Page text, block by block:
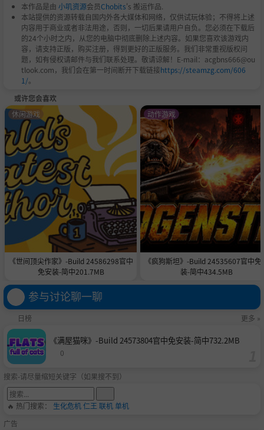
本作品是由 小叽资源会员Chobits's 搬运作品.
本站提供的资源转载自国内外各大媒体和网络，仅供试玩体验；不得将上述
内容用于商业或者非法用途，否则，一切后果请用户自负。您必须在下载后
的24个小时之内，从您的电脑中彻底删除上述内容。如果您喜欢该游戏内
容，请支持正版，购买注册，得到更好的正版服务。我们非常重视版权问
题，如有侵权请邮件与我们联系处理。敬请谅解！E-mail：acgbns666@ou
tlook.com，我们会在第一时间断开下载链接https://steamzg.com/606
1/。
或许您会喜欢
《世间顶尖作家》-Build 24586298官中
免安装-简中201.7MB
休闲游戏
《疯狗斯坦》-Build 24535607官中免
装-简中434.5MB
动作游戏
参与讨论聊一聊
日榜 更多 »
《满屋猫咪》-Build 24573804官中免安装-简中732.2MB
0
搜索-请尽量缩短关键字（如果搜不到）
🔥 热门搜索： 生化危机仁王 联机单机
广告